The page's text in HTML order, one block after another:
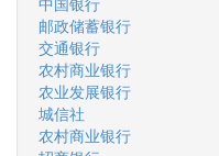
邮政储蓄银行
交通银行
农村商业银行
农业发展银行
城信社
农村商业银行